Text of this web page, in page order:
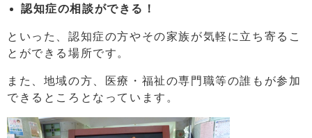
認知症の相談ができる！
といった、認知症の方やその家族が気軽に立ち寄るこ
とができる場所です。
また、地域の方、医療・福祉の専門職等の誰もが参加
できるところとなっています。